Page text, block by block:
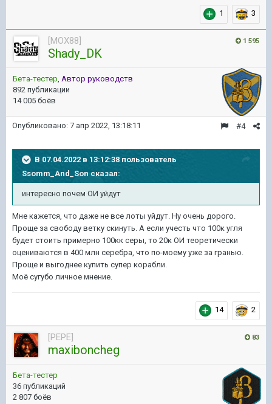
1 3
1 595
[MOX88]
Shady_DK
Бета-тестер, Автор руководств
892 публикации
14 005 боёв
#4
Опубликовано: 7 апр 2022, 13:18:11
В 07.04.2022 в 13:12:38 пользователь
Ssomm_And_Sonсказал:
интересно почем ОИ уйдут
Мне кажется, что даже не все лоты уйдут. Ну очень дорого.
Проще за свободу ветку скинуть. А если учесть что 100к угля
будет стоить примерно 100кк серы, то 20к ОИ теоретически
оцениваются в 400 млн серебра, что по-моему уже за гранью.
Проще и выгоднее купить супер корабли.
Моё сугубо личное мнение.
14 2
83
[PEPE]
maxiboncheg
Бета-тестер
36 публикаций
2 807 боёв